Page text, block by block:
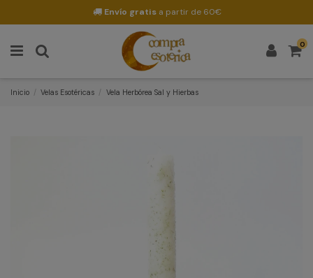
Envío gratis a partir de 60€
0
Inicio Velas Esotéricas Vela Herbórea Sal y Hierbas